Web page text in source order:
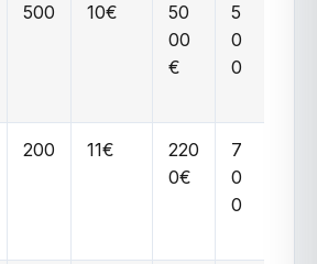
500 10€
50
00
€
5
0
0
200 11€
220
0€
7
0
0